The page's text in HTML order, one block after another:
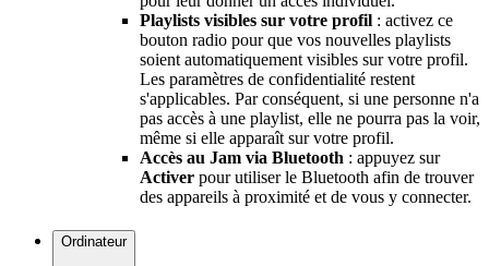
Playlists visibles sur votre profil : activez ce
bouton radio pour que vos nouvelles playlists
soient automatiquement visibles sur votre profil.
Les paramètres de confidentialité restent
s'applicables. Par conséquent, si une personne n'a
pas accès à une playlist, elle ne pourra pas la voir,
même si elle apparaît sur votre profil.
Accès au Jam via Bluetooth : appuyez sur
Activer pour utiliser le Bluetooth afin de trouver
des appareils à proximité et de vous y connecter.
Ordinateur